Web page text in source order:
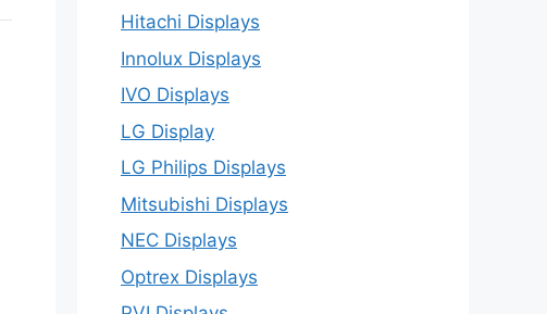
Hitachi Displays
Innolux Displays
IVO Displays
LG Display
LG Philips Displays
Mitsubishi Displays
NEC Displays
Optrex Displays